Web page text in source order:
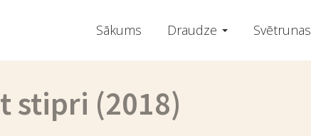
Sākums Draudze Svētrunas
stipri (2018)